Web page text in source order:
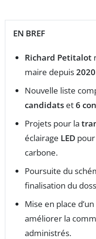
EN BREF
Richard Petitalot
maire depuis2020
Nouvelle liste
candidats et6
Projets pour la
éclairage LED
carbone.
Poursuite du
finalisation du
Mise en place d’un
améliorer la
administrés.